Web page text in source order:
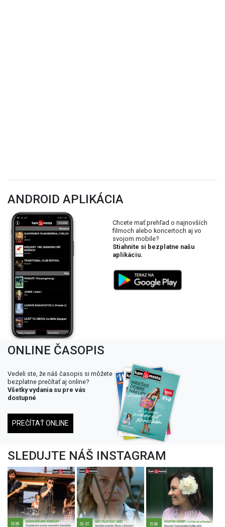
ANDROID APLIKÁCIA
Chcete mať prehľad o najnovších
filmoch alebo koncertoch aj vo
svojom mobile?
Stiahnite si bezplatne našu
aplikáciu.
ONLINE ČASOPIS
Vedeli ste, že náš časopis si môžete
bezplatne prečítať aj online?
Všetky vydania su pre vás
dostupné
PREČÍTAŤ ONLINE
SLEDUJTE NÁŠ INSTAGRAM